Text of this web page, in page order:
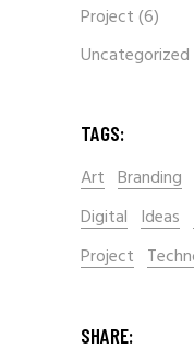
Project(6)
Uncategorized
TAGS:
Art Branding
Digital Ideas
Project
SHARE: